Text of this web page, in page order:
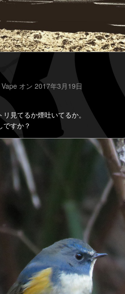
Vape オン 2017年3月19日
見てるか煙吐いてるか。
ですか？